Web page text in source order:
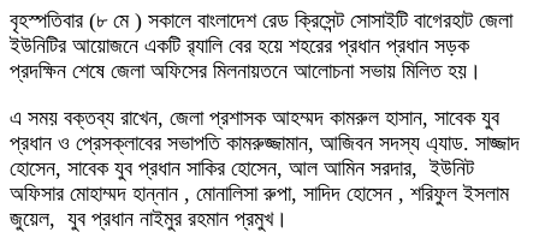
বৃহস্পতিবার (৮ মে ) সকালে বাংলাদেশ রেড ক্রিসেন্ট সোসাইটি বাগেরহাট জেলা
ইউনিটির আয়োজনে একটি র‍্যালি বের হয়ে শহরের প্রধান প্রধান সড়ক
প্রদক্ষিন শেষে জেলা অফিসের মিলনায়তনে আলোচনা সভায় মিলিত হয়।
এ সময় বক্তব্য রাখেন, জেলা প্রশাসক আহম্মদ কামরুল হাসান, সাবেক যুব
প্রধান ও প্রেসক্লাবের সভাপতি কামরুজ্জামান, আজিবন সদস্য এ্যাড. সাজ্জাদ
হোসেন, সাবেক যুব প্রধান সাকির হোসেন, আল আমিন সরদার, ইউনিট
অফিসার মোহাম্মদ হান্নান , মোনালিসা রুপা, সাদিদ হোসেন , শরিফুল ইসলাম
জুয়েল, যুব প্রধান নাইমুর রহমান প্রমুখ।